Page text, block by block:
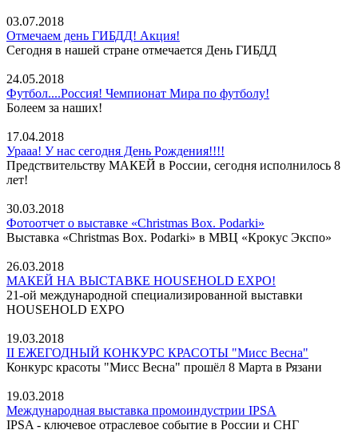
03.07.2018
Отмечаем день ГИБДД! Акция!
Сегодня в нашей стране отмечается День ГИБДД
24.05.2018
Футбол....Россия! Чемпионат Мира по футболу!
Болеем за наших!
17.04.2018
Урааа! У нас сегодня День Рождения!!!!
Предствительству МАКЕЙ в России, сегодня исполнилось 8
лет!
30.03.2018
Фотоотчет о выставке «Christmas Box. Podarki»
Выставка «Christmas Box. Podarki» в МВЦ «Крокус Экспо»
26.03.2018
МАКЕЙ НА ВЫСТАВКЕ HOUSEHOLD EXPO!
21-ой международной специализированной выставки
HOUSEHOLD EXPO
19.03.2018
II ЕЖЕГОДНЫЙ КОНКУРС КРАСОТЫ "Мисс Весна"
Конкурс красоты "Мисс Весна" прошёл 8 Марта в Рязани
19.03.2018
Международная выставка промоиндустрии IPSA
IPSA - ключевое отраслевое событие в России и СНГ